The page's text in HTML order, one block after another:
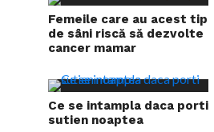
Femeile care au acest tip
de sâni riscă să dezvolte
cancer mamar
Ce se intampla daca porti
sutien noaptea